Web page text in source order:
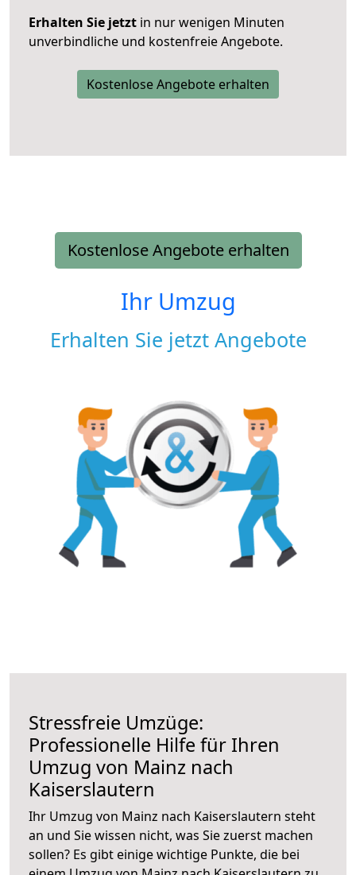
Erhalten Sie jetzt in nur wenigen Minuten
unverbindliche und kostenfreie Angebote.
Kostenlose Angebote erhalten
Kostenlose Angebote erhalten
Ihr Umzug
Erhalten Sie jetzt Angebote
Stressfreie Umzüge:
Professionelle Hilfe für Ihren
Umzug von Mainz nach
Kaiserslautern
Ihr Umzug von Mainz nach Kaiserslautern steht
an und Sie wissen nicht, was Sie zuerst machen
sollen? Es gibt einige wichtige Punkte, die bei